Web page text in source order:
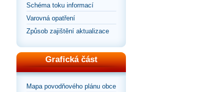
Schéma toku informací
Varovná opatření
Způsob zajištění aktualizace
Grafická část
Mapa povodňového plánu obce